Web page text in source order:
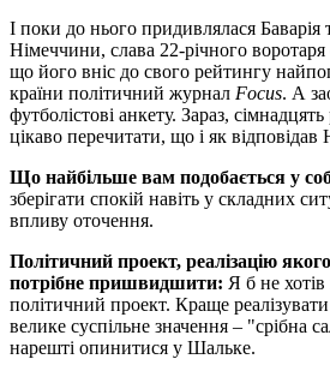
І поки до нього придивлялася Баварія
Німеччини, слава 22-річного воротаря
що його вніс до свого рейтингу
країни політичний журнал Focus. А
футболістові анкету. Зараз,
цікаво перечитати, що і як відповідав
Що найбільше вам подобається у
зберігати спокій навіть у складних
впливу оточення.
Політичний проект, реалізацію
потрібне пришвидшити: Я б не
політичний проект. Краще
велике суспільне значення – "срібна
нарешті опинитися у Шальке.